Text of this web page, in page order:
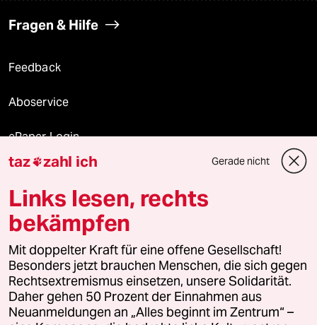
Fragen & Hilfe
Feedback
Aboservice
ePaper Login
Downloads für Abonnierende
© 2026 taz Verlags und Vertriebs GmbH
Alle Rechte vorbehalten. Bei rechtlichen Fragen oder für Genehmigungen
wenden Sie sich bitte an
lizenzen@taz.de
Feedback Redaktionsstatut Kommune-Richtlinien
taz zahl ich Gerade nicht
Links lesen, rechts
bekämpfen
Mit doppelter Kraft für eine offene Gesellschaft!
Besonders jetzt brauchen Menschen, die sich gegen
Rechtsextremismus einsetzen, unsere Solidarität.
Daher gehen 50 Prozent der Einnahmen aus
Neuanmeldungen an „Alles beginnt im Zentrum“ –